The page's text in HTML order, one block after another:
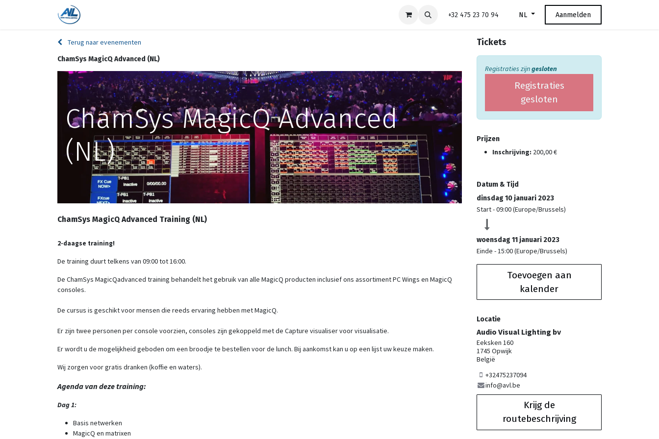
+32 475 23 70 94 NL Aanmelden
Terug naar evenementen
ChamSys MagicQ Advanced (NL)
ChamSys MagicQ Advanced
(NL)
ChamSys MagicQ Advanced Training (NL)
2-daagse training!
De training duurt telkens van 09:00 tot 16:00.
De ChamSys MagicQadvanced training behandelt het gebruik van alle MagicQ producten inclusief ons assortiment PC Wings en MagicQ
consoles.
De cursus is geschikt voor mensen die reeds ervaring hebben met MagicQ.
Er zijn twee personen per console voorzien, consoles zijn gekoppeld met de Capture visualiser voor visualisatie.
Er wordt u de mogelijkheid geboden om een broodje te bestellen voor de lunch. Bij aankomst kan u op een lijst uw keuze maken.
Wij zorgen voor gratis dranken (koffie en waters).
Agenda van deze training:
Dag 1:
Basis netwerken
MagicQ en matrixen
Tickets
Registraties zijngesloten
Registraties
gesloten
Prijzen
Inschrijving: 200,00€
Datum & Tijd
dinsdag 10 januari 2023
Start -09:00(Europe/Brussels)
woensdag 11 januari 2023
Einde -15:00(Europe/Brussels)
Toevoegen aan
kalender
Locatie
Audio Visual Lighting bv
Eeksken 160
1745 Opwijk
België
+32475237094
info@avl.be
Krijg de
routebeschrijving